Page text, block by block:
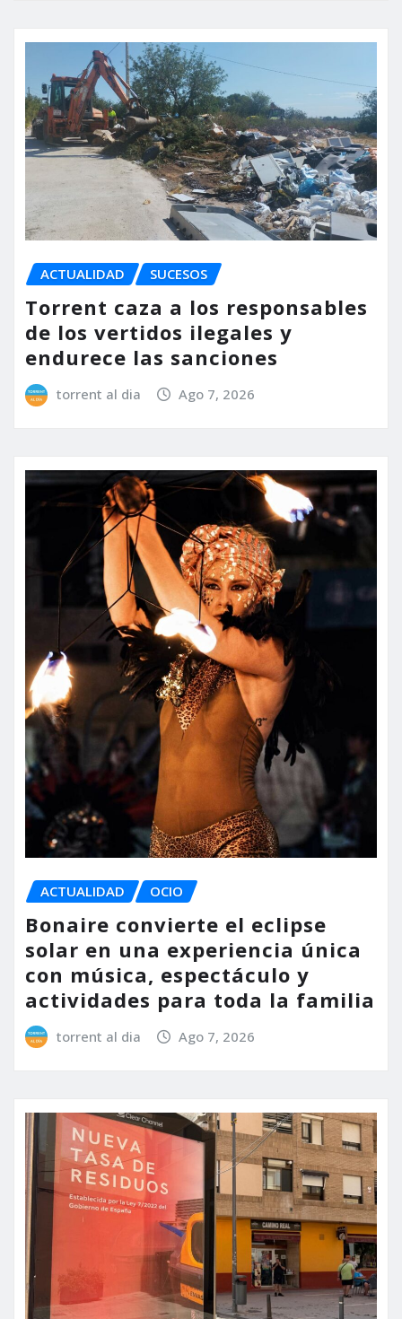
ACTUALIDAD SUCESOS
Torrent caza a los responsables
de los vertidos ilegales y
endurece las sanciones
torrent al dia Ago 7, 2026
ACTUALIDAD OCIO
Bonaire convierte el eclipse
solar en una experiencia única
con música, espectáculo y
actividades para toda la familia
torrent al dia Ago 7, 2026